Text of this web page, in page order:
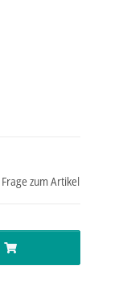
Frage zum Artikel